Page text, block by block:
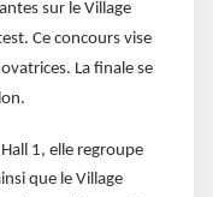
sur le Village
Ce concours vise
La finale se
1, elle regroupe
que le Village